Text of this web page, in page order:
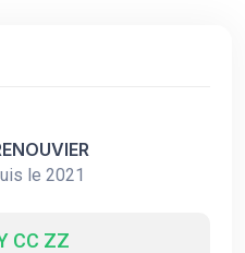
le 2021
CC ZZ